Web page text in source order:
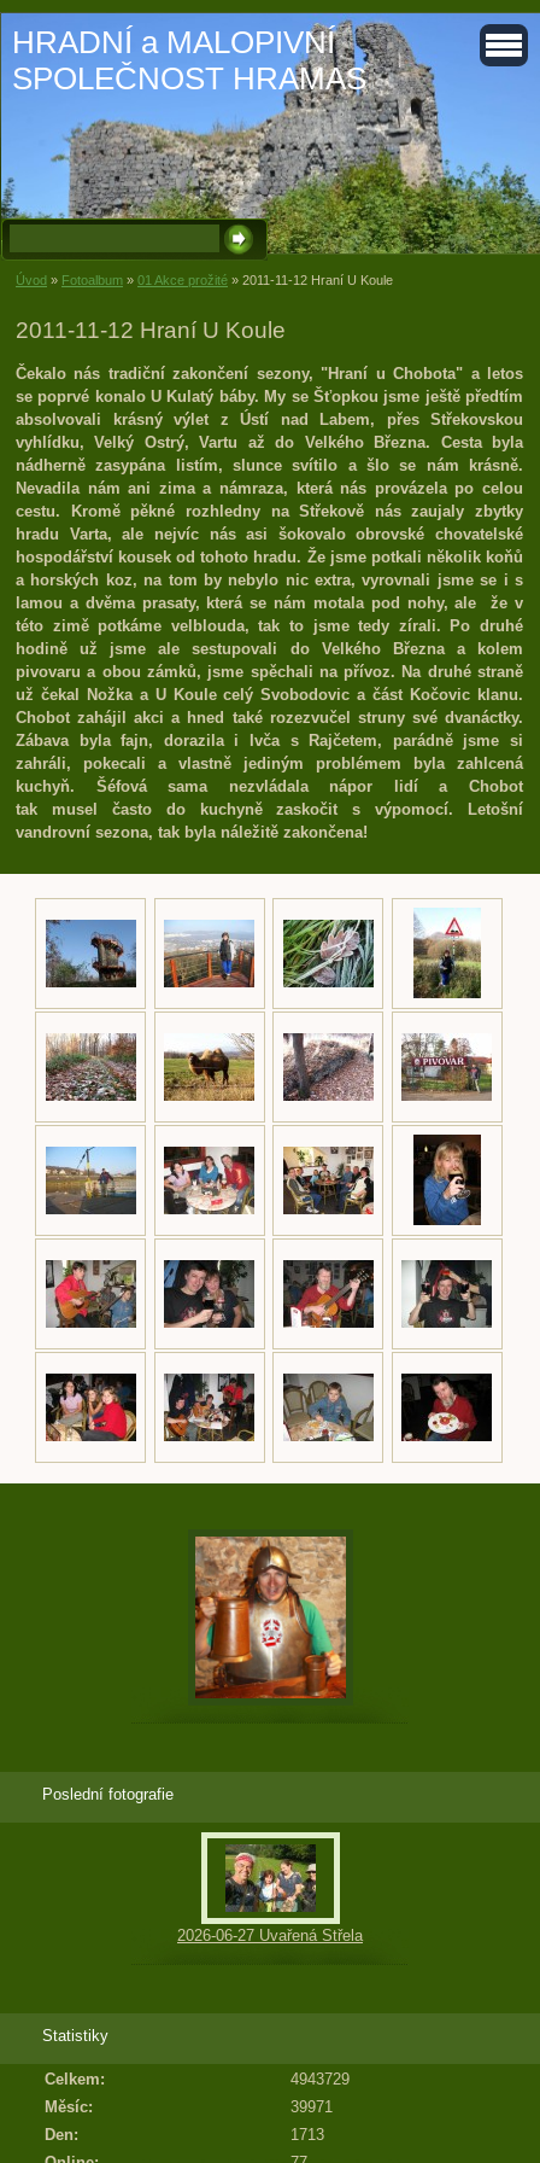
HRADNÍ a MALOPIVNÍ
SPOLEČNOST HRAMAS
Úvod » Fotoalbum » 01 Akce prožité » 2011-11-12 Hraní U Koule
2011-11-12 Hraní U Koule
Čekalo nás tradiční zakončení sezony, "Hraní u Chobota" a letos
se poprvé konalo U Kulatý báby. My se Šťopkou jsme ještě předtím
absolvovali krásný výlet z Ústí nad Labem, přes Střekovskou
vyhlídku, Velký Ostrý, Vartu až do Velkého Března. Cesta byla
nádherně zasypána listím, slunce svítilo a šlo se nám krásně.
Nevadila nám ani zima a námraza, která nás provázela po celou
cestu. Kromě pěkné rozhledny na Střekově nás zaujaly zbytky
hradu Varta, ale nejvíc nás asi šokovalo obrovské chovatelské
hospodářství kousek od tohoto hradu. Že jsme potkali několik koňů
a horských koz, na tom by nebylo nic extra, vyrovnali jsme se i s
lamou a dvěma prasaty, která se nám motala pod nohy, ale že v
této zimě potkáme velblouda, tak to jsme tedy zírali. Po druhé
hodině už jsme ale sestupovali do Velkého Března a kolem
pivovaru a obou zámků, jsme spěchali na přívoz. Na druhé straně
už čekal Nožka a U Koule celý Svobodovic a část Kočovic klanu.
Chobot zahájil akci a hned také rozezvučel struny své dvanáctky.
Zábava byla fajn, dorazila i Ivča s Rajčetem, parádně jsme si
zahráli, pokecali a vlastně jediným problémem byla zahlcená
kuchyň. Šéfová sama nezvládala nápor lidí a Chobot
tak musel často do kuchyně zaskočit s výpomocí. Letošní
vandrovní sezona, tak byla náležitě zakončena!
Poslední fotografie
2026-06-27 Uvařená Střela
Statistiky
Celkem:
4943729
Měsíc:
39971
Den:
1713